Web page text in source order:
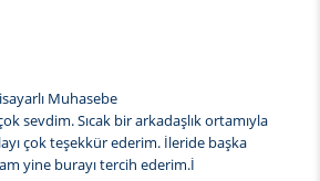
Muhasebe
sevdim. Sıcak bir arkadaşlık ortamıyla
çok teşekkür ederim. İleride başka
yine burayı tercih ederim.İ